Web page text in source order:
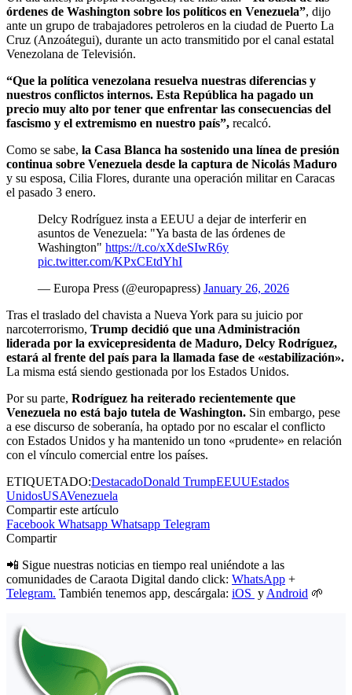
órdenes de Washington sobre los políticos en Venezuela”, dijo
ante un grupo de trabajadores petroleros en la ciudad de Puerto La
Cruz (Anzoátegui), durante un acto transmitido por el canal estatal
Venezolana de Televisión.
“Que la política venezolana resuelva nuestras diferencias y
nuestros conflictos internos. Esta República ha pagado un
precio muy alto por tener que enfrentar las consecuencias del
fascismo y el extremismo en nuestro país”, recalcó.
Como se sabe, la Casa Blanca ha sostenido una línea de presión
continua sobre Venezuela desde la captura de Nicolás Maduro
y su esposa, Cilia Flores, durante una operación militar en Caracas
el pasado 3 enero.
Delcy Rodríguez insta a EEUU a dejar de interferir en
asuntos de Venezuela: "Ya basta de las órdenes de
Washington" https://t.co/xXdeSIwR6y
pic.twitter.com/KPxCEtdYhI
— Europa Press (@europapress) January 26, 2026
Tras el traslado del chavista a Nueva York para su juicio por
narcoterrorismo, Trump decidió que una Administración
liderada por la exvicepresidenta de Maduro, Delcy Rodríguez,
estará al frente del país para la llamada fase de «estabilización».
La misma está siendo gestionada por los Estados Unidos.
Por su parte, Rodríguez ha reiterado recientemente que
Venezuela no está bajo tutela de Washington. Sin embargo, pese
a ese discurso de soberanía, ha optado por no escalar el conflicto
con Estados Unidos y ha mantenido un tono «prudente» en relación
con el vínculo comercial entre los países.
ETIQUETADO:DestacadoDonald TrumpEEUUEstados
UnidosUSAVenezuela
Compartir este artículo
Facebook Whatsapp Whatsapp Telegram
Compartir
📲 Sigue nuestras noticias en tiempo real uniéndote a las
comunidades de Caraota Digital dando click: WhatsApp +
Telegram. También tenemos app, descárgala: iOS y Android 🌱